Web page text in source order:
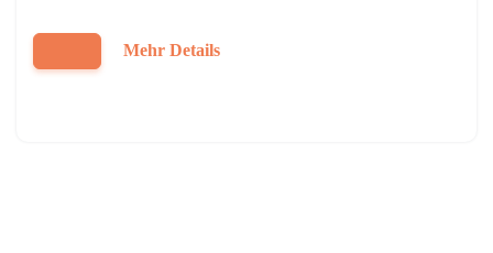
Mehr Details